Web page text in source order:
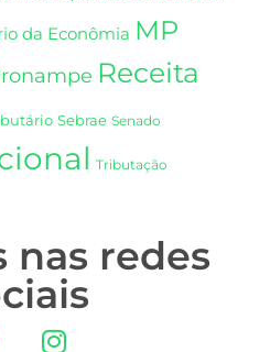
da Econômia MP
Receita
Sebrae Senado
Tributação
nas redes